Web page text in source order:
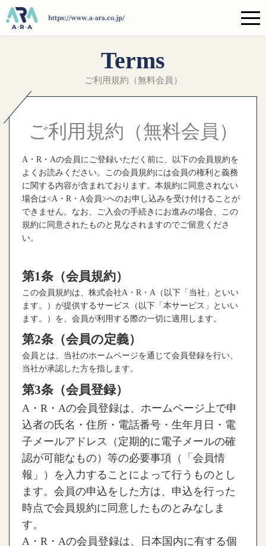
terms
ご利用規約（無料会員）
ご利用規約（無料会員）
A・R・Aの会員にご登録いただく前に、以下の会員規約を
よくお読みください。この会員規約には会員の権利と義務
に関する内容が含まれております。本規約に同意されない
場合は<A・R・A会員>へのお申し込みを受け付けることが
できません。なお、ご入会の手続きにお進みの場合、この
規約に同意されたものと見なされますのでご留意くださ
い。
第1条（会員規約）
この会員規約は、株式会社A・R・A（以下「当社」といい
ます。）が提供するサービス（以下「本サービス」といい
ます。）を、会員が利用する際の一切に適用します。
第2条（会員の定義）
会員とは、当社のホームページを通じて会員登録を行い、
当社が承認した方を指します。
第3条（会員登録）
A・R・Aの会員登録は、ホームページ上で申
込者の氏名・住所・電話番号・生年月日・電
子メールアドレス（定期的に電子メールの確
認が可能なもの）等の必要事項（「会員情
報」）を入力することによって行うものとし
ます。会員の申込をした方は、申込を行った
時点で会員規約に同意したものとみなしま
す。
A・R・Aの会員登録は、日本国内に有する個